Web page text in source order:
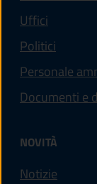
Uffici
Politici
Personale
Documenti e
NOVITÀ
Notizie